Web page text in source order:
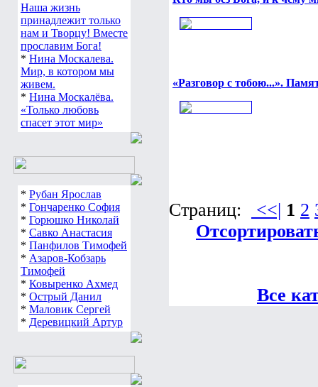
Наша жизнь
принадлежит только
нам и Творцу! Вместе
прославим Бога!
* Нина Москалева.
Мир, в котором мы
живем.
* Нина Москалёва.
«Только любовь
спасет этот мир»
* Рубан Ярослав
* Гончаренко София
* Горюшко Николай
* Савко Анастасия
* Панфилов Тимофей
* Азаров-Кобзарь
Тимофей
* Ковыренко Ахмед
* Острый Данил
* Маловик Сергей
* Деревицкий Артур
«Разговор с тобою...».
Страниц: <<| 1 2
Все